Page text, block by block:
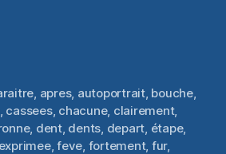
apres, autoportrait, bouche,
cassees, chacune, clairement,
, dent, dents depart étape,
exprimee,feve fortement, fur,